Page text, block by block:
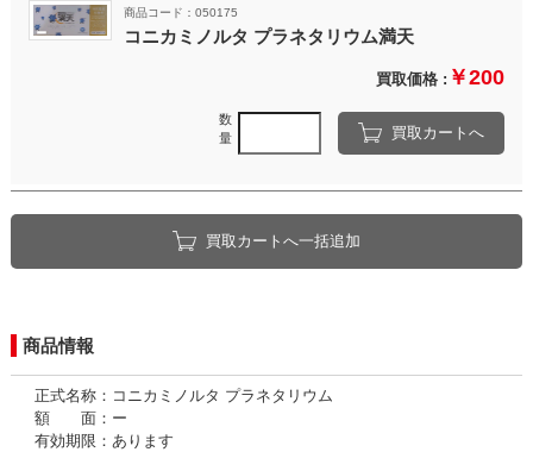
商品コード：050175
コニカミノルタ プラネタリウム満天
買取価格 : ￥200
数
量
買取カートへ
買取カートへ一括追加
商品情報
正式名称：コニカミノルタ プラネタリウム
額 面：ー
有効期限：あります